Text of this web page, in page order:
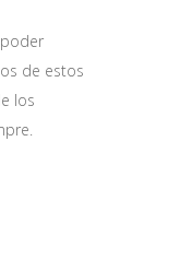
de estos
los